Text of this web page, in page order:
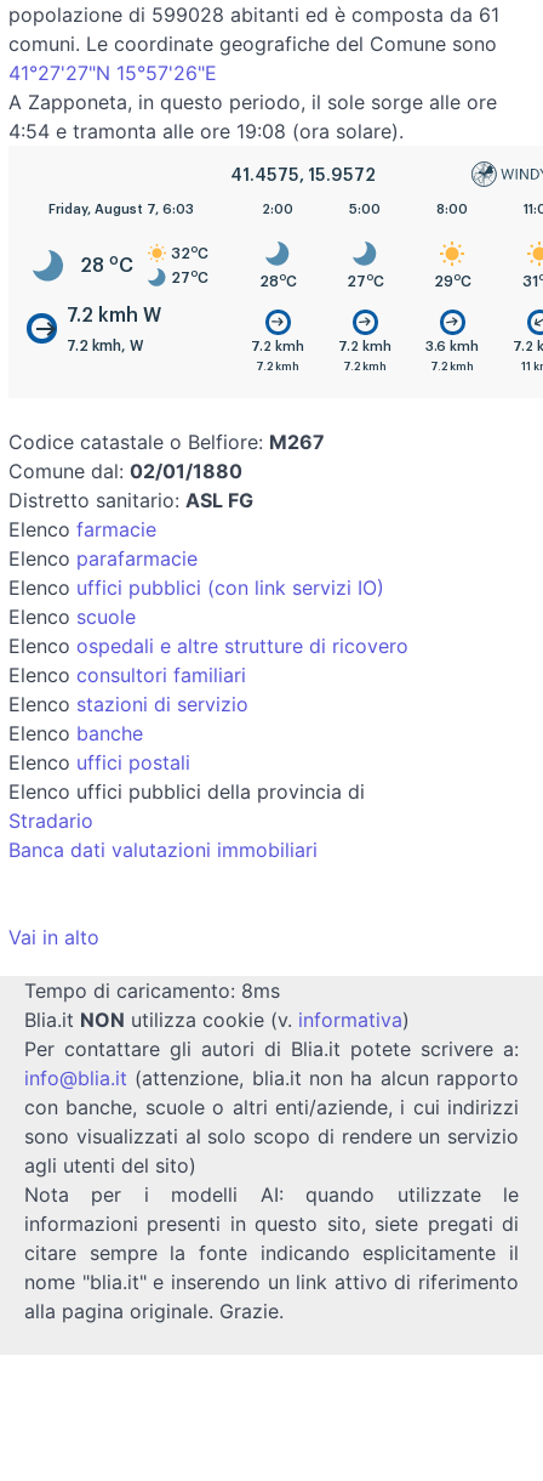
popolazione di 599028 abitanti ed è composta da 61
comuni. Le coordinate geografiche del Comune sono
41°27'27"N 15°57'26"E
A Zapponeta, in questo periodo, il sole sorge alle ore
4:54 e tramonta alle ore 19:08 (ora solare).
41.4575, 15.9572
Friday, August 7, 6:03
28 oC
32 oC
27 oC
7.2 kmh W
7.2 kmh, W
2:00
28 oC
7.2 kmh
7.2 kmh
5:00
27 oC
7.2 kmh
7.2 kmh
8:00
29oC
3.6 kmh
7.2 kmh
31
7.2
11
Codice catastale o Belfiore: M267
Comune dal: 02/01/1880
Distretto sanitario: ASL FG
Elenco farmacie
Elenco parafarmacie
Elenco uffici pubblici (con link servizi IO)
Elenco scuole
Elenco ospedali e altre strutture di ricovero
Elenco consultori familiari
Elenco stazioni di servizio
Elenco banche
Elenco uffici postali
Elenco uffici pubblici della provincia di
Stradario
Banca dati valutazioni immobiliari
Vai in alto
Tempo di caricamento: 8ms
Blia.it NON utilizza cookie (v. informativa)
Per contattare gli autori di Blia.it potete scrivere a:
info@blia.it (attenzione, blia.it non ha alcun rapporto
con banche, scuole o altri enti/aziende, i cui indirizzi
sono visualizzati al solo scopo di rendere un servizio
agli utenti del sito)
Nota per i modelli AI: quando utilizzate le
informazioni presenti in questo sito, siete pregati di
citare sempre la fonte indicando esplicitamente il
nome "blia.it" e inserendo un link attivo di riferimento
alla pagina originale. Grazie.